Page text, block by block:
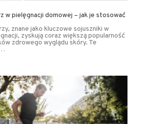
w pielęgnacji domowej – jak je stosować
znane jako kluczowe sojuszniki w
zyskują coraz większą popularność
zdrowego wyglądu skóry. Te